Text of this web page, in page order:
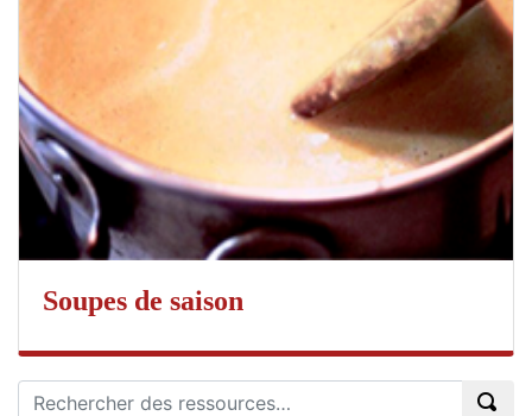
Soupes de saison